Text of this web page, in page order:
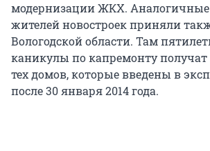
модернизации ЖКХ. Аналогичные
жителей новостроек приняли
Вологодской области. Там
каникулы по капремонту
тех домов, которые введены в
после 30 января 2014 года.